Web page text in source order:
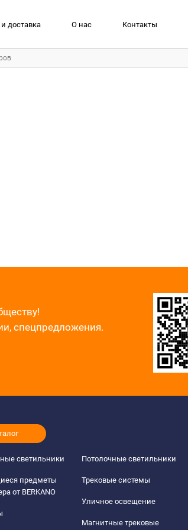
доставка О нас Контакты
спецпредложения.
светильники
предметы
от BERKANO
Потолочные светильники
Трековые системы
Уличное освещение
Магнитные трековые